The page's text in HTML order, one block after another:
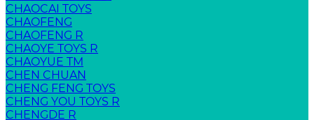
CHAOCAI TOYS
CHAOFENG
CHAOFENG R
CHAOYE TOYS R
CHAOYUE TM
CHEN CHUAN
CHENG FENG TOYS
CHENG YOU TOYS R
CHENGDE R